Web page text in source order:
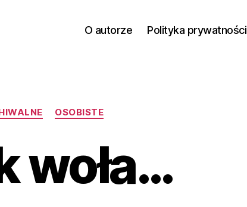
O autorze Polityka prywatności
Kategorie
OSOBISTE
woła…